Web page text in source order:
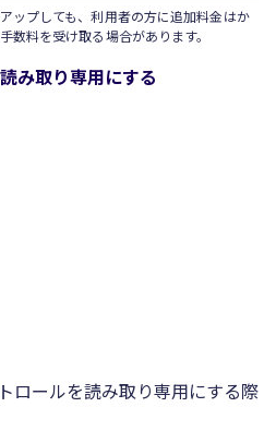
ップしても、利用者の方に追加料金はか
数料を受け取る場合があります。
取り専用にする
ロールを読み取り専用にする際